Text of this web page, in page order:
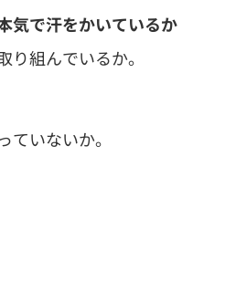
気で汗をかいているか
組んでいるか。
いないか。